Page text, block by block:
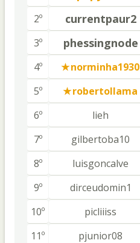
2º
currentpaur2
3º
phessingnode
4º
norminha1930
5º
robertollama
6º
lieh
7º
gilbertoba10
8º
luisgoncalve
9º
dirceudomin1
10º
picliiiss
11º
pjunior08